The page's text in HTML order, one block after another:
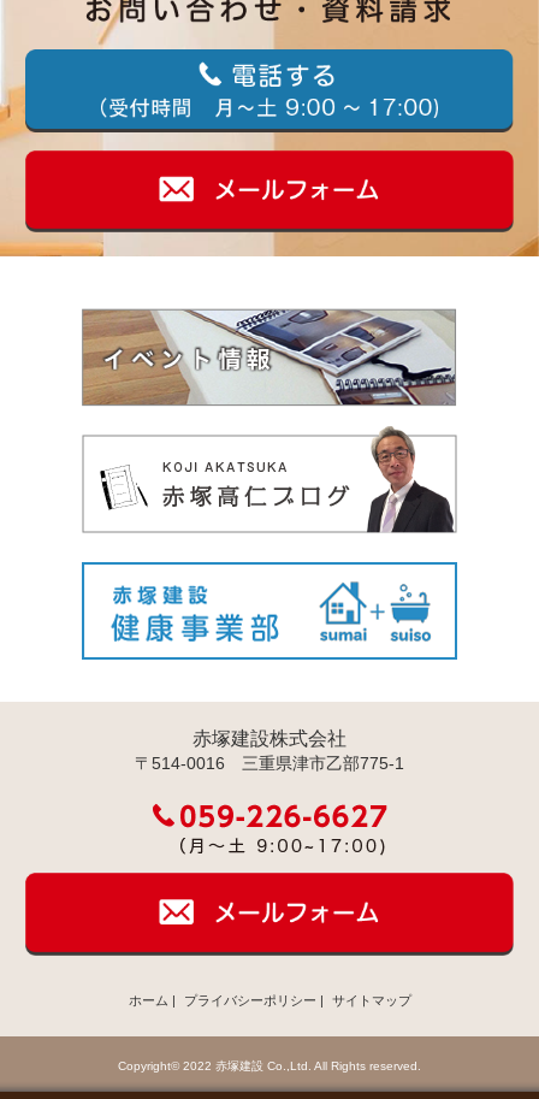
赤塚建設株式会社
〒514-0016 三重県津市乙部775-1
ホーム | プライバシーポリシー | サイトマップ
Copyright© 2022 赤塚建設 Co.,Ltd. All Rights reserved.